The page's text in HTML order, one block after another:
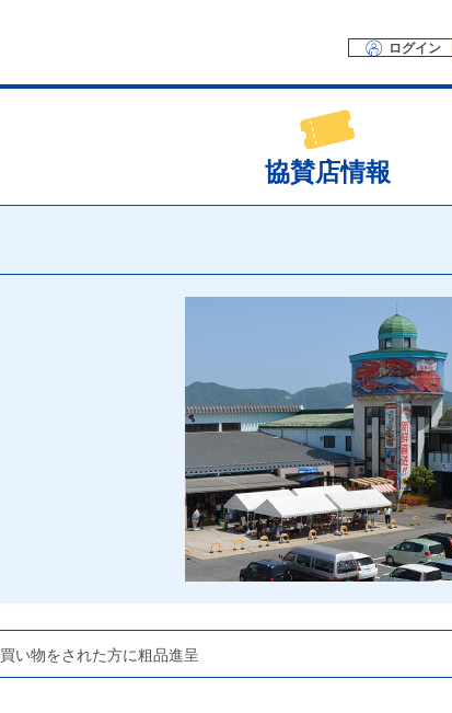
ログイン
協賛店情報
い物をされた方に粗品進呈